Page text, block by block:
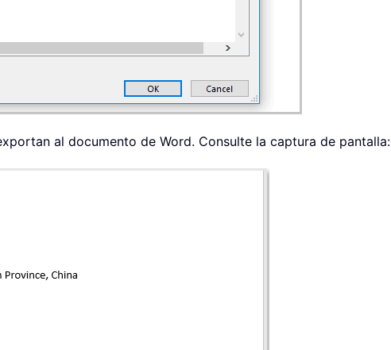
al documento de Word. Consulte la captura de pantalla: